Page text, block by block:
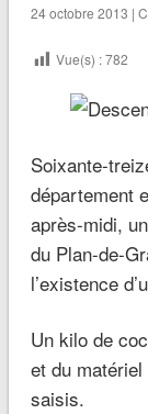
24 octobre 2013 |
Vue(s) :782
Soixante-
département
après-midi,
du Plan-de-
l’existence
Un kilo de
et du
saisis.